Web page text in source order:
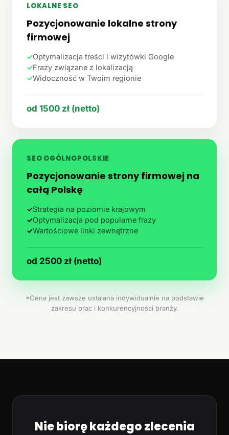
LOKALNE SEO
Pozycjonowanie lokalne strony
firmowej
✓Optymalizacja treści i wizytówki Google
✓Frazy związane z lokalizacją
✓Widoczność w Twoim regionie
od 1500 zł (netto)
SEO OGÓLNOPOLSKIE
Pozycjonowanie strony firmowej na
całą Polskę
✓Strategia na poziomie krajowym
✓Optymalizacja pod popularne frazy
✓Wartościowe linki zewnętrzne
od 2500 zł (netto)
*Cena jest zawsze ustalana indywidualnie na podstawie
zakresu prac i konkurencyjności branży.
Nie biorę każdego zlecenia